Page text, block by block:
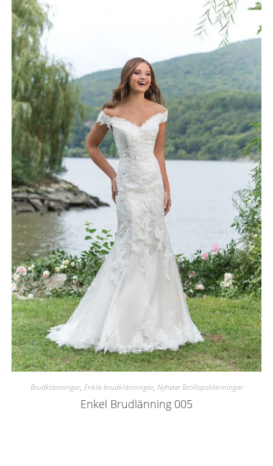
Brudklänningar, Enkla brudklänningar, Nyheter Bröllopsklänningar
Enkel Brudlänning 005